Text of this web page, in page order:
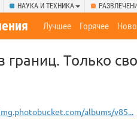
НАУКА И ТЕХНИКА
Лучшее Горячее
границ. Только
albums/v85...